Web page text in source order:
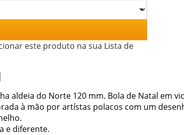
este produto na sua Lista de
aldeia do Norte 120 mm. Bola de Natal em
à mão por artístas polacos com um
e diferente.